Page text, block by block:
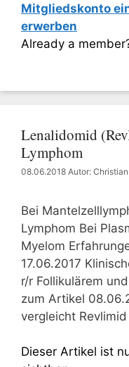
Mitgliedskonto
erwerben
Already a
Lenalidomid
Lymphom
08.06.2018 Autor:
Bei
Lymphom Bei
Myelom
17.06.2017
r/r Follikulärem
zum Artikel
vergleicht
Dieser Artikel ist